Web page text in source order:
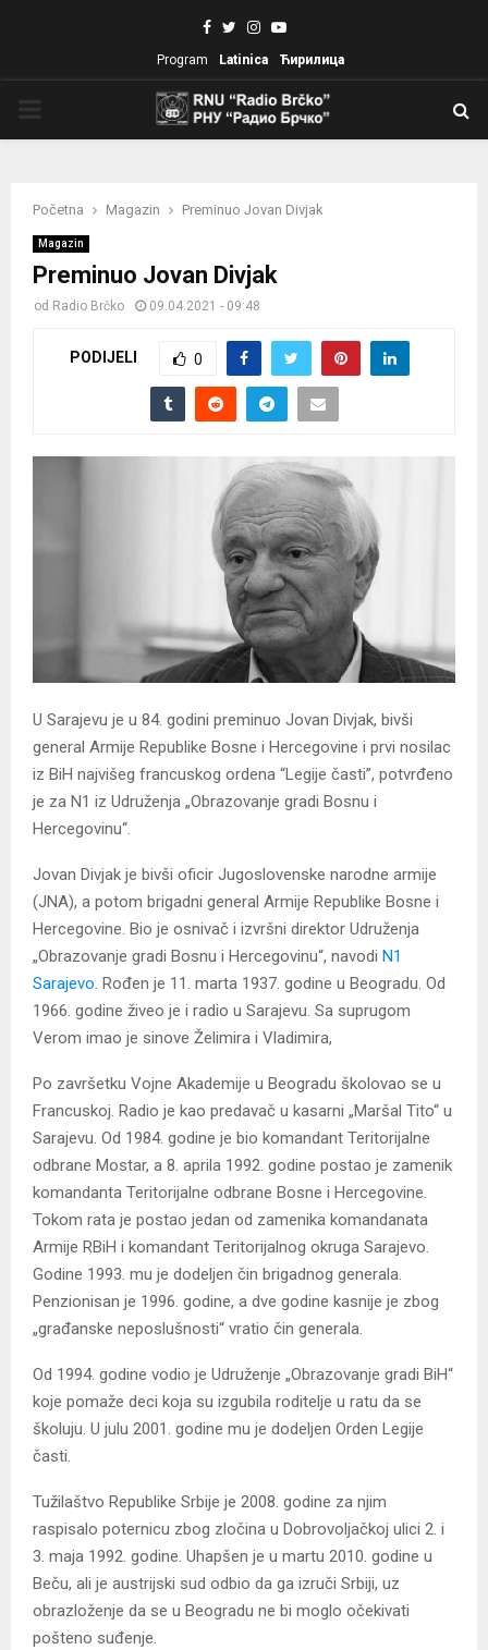
Facebook
TwitterInstagram
Youtube
Program Latinica Ћирилица
Početna Magazin Preminuo Jovan Divjak
Magazin
Preminuo Jovan Divjak
od Radio Brčko 09.04.2021 - 09:48
PODIJELI 0
U Sarajevu je u 84. godini preminuo Jovan Divjak, bivši
general Armije Republike Bosne i Hercegovine i prvi nosilac
iz BiH najvišeg francuskog ordena “Legije časti”, potvrđeno
je za N1 iz Udruženja „Obrazovanje gradi Bosnu i
Hercegovinu“.
Jovan Divjak je bivši oficir Jugoslovenske narodne armije
(JNA), a potom brigadni general Armije Republike Bosne i
Hercegovine. Bio je osnivač i izvršni direktor Udruženja
„Obrazovanje gradi Bosnu i Hercegovinu“, navodi N1
Sarajevo. Rođen je 11. marta 1937. godine u Beogradu. Od
1966. godine živeo je i radio u Sarajevu. Sa suprugom
Verom imao je sinove Želimira i Vladimira,
Po završetku Vojne Akademije u Beogradu školovao se u
Francuskoj. Radio je kao predavač u kasarni „Maršal Tito“ u
Sarajevu. Od 1984. godine je bio komandant Teritorijalne
odbrane Mostar, a 8. aprila 1992. godine postao je zamenik
komandanta Teritorijalne odbrane Bosne i Hercegovine.
Tokom rata je postao jedan od zamenika komandanata
Armije RBiH i komandant Teritorijalnog okruga Sarajevo.
Godine 1993. mu je dodeljen čin brigadnog generala.
Penzionisan je 1996. godine, a dve godine kasnije je zbog
„građanske neposlušnosti“ vratio čin generala.
Od 1994. godine vodio je Udruženje „Obrazovanje gradi BiH“
koje pomaže deci koja su izgubila roditelje u ratu da se
školuju. U julu 2001. godine mu je dodeljen Orden Legije
časti.
Tužilaštvo Republike Srbije je 2008. godine za njim
raspisalo poternicu zbog zločina u Dobrovoljačkoj ulici 2. i
3. maja 1992. godine. Uhapšen je u martu 2010. godine u
Beču, ali je austrijski sud odbio da ga izruči Srbiji, uz
obrazloženje da se u Beogradu ne bi moglo očekivati
pošteno suđenje.